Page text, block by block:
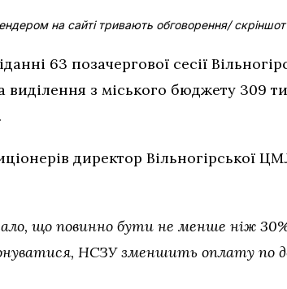
на сайті тривають обговорення/ скріншот
63 позачергової сесії
виділення з міського бюджету 309
директор Вільногірської
що повинно бути не менше ніж
НСЗУ зменшить оплату по